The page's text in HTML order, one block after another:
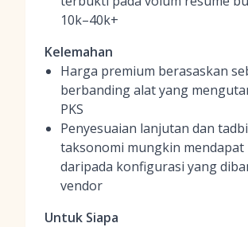
10k–40k+
Kelemahan
Harga premium berasaskan
berbanding alat yang
PKS
Penyesuaian lanjutan dan
taksonomi mungkin mendapat
daripada konfigurasi yang
vendor
Untuk Siapa